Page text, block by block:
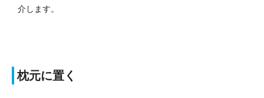
介します。
枕元に置く